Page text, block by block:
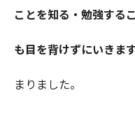
ことを知る・勉強する
も目を背けずにいきま
まりました。